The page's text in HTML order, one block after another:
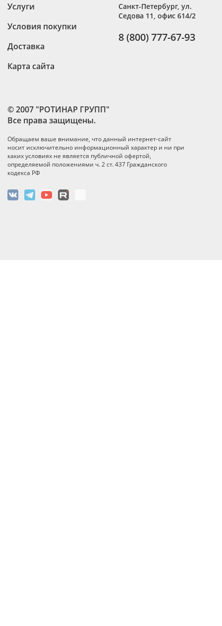
© 2007 "РОТИНАР ГРУПП"
Все права защищены.
Обращаем ваше внимание, что данный интернет-сайт
носит исключительно информационный характер и ни при
каких условиях не является публичной офертой,
определяемой положениями ч. 2 ст. 437 Гражданского
кодекса РФ
Услуги
Условия покупки
Доставка
Карта сайта
Санкт-Петербург, ул.
Седова 11, офис 614/2
8 (800) 777-67-93